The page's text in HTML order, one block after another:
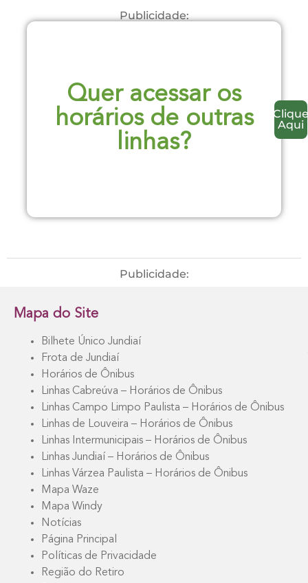
Publicidade:
Quer acessar os
horários de outras
linhas?
Clique
Aqui
Publicidade:
Mapa do Site
Bilhete Único Jundiaí
Frota de Jundiaí
Horários de Ônibus
Linhas Cabreúva – Horários de Ônibus
Linhas Campo Limpo Paulista – Horários de Ônibus
Linhas de Louveira – Horários de Ônibus
Linhas Intermunicipais – Horários de Ônibus
Linhas Jundiaí – Horários de Ônibus
Linhas Várzea Paulista – Horários de Ônibus
Mapa Waze
Mapa Windy
Notícias
Página Principal
Políticas de Privacidade
Região do Retiro